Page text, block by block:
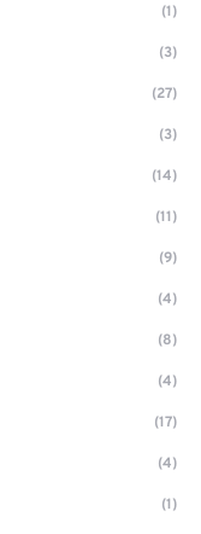
(1)
(3)
(27)
(3)
(14)
(11)
(9)
(4)
(8)
(4)
(17)
(4)
(1)